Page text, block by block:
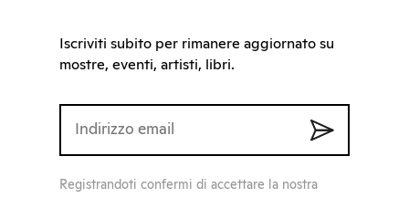
Iscriviti subito per rimanere aggiornato su
mostre, eventi, artisti, libri.
Registrandoti confermi di accettare la nostra